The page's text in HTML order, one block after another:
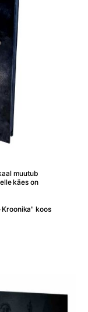
muutub
käes on
Kroonika" koos